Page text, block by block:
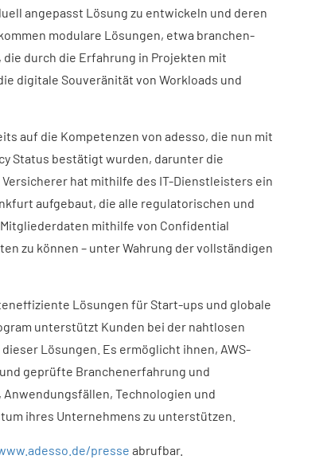
angepasst Lösung zu entwickeln und deren
modulare Lösungen, etwa branchen-
durch die Erfahrung in Projekten mit
digitale Souveränität von Workloads und
auf die Kompetenzen von adesso, die nun mit
Status bestätigt wurden, darunter die
Versicherer hat mithilfe des IT-Dienstleisters ein
aufgebaut, die alle regulatorischen und
mithilfe von Confidential
zu können – unter Wahrung der vollständigen
Lösungen für Start-ups und globale
unterstützt Kunden bei der nahtlosen
Lösungen. Es ermöglicht ihnen, AWS-
geprüfte Branchenerfahrung und
Technologien und
ihres Unternehmens zu unterstützen.
presse abrufbar.